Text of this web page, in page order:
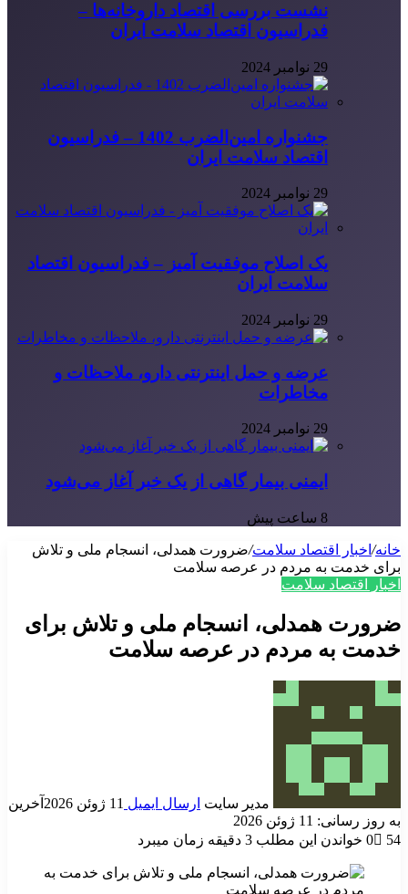
نشست بررسی اقتصاد داروخانه‌ها –
فدراسیون اقتصاد سلامت ایران
29 نوامبر 2024
جشنواره امین‌الضرب 1402 – فدراسیون
اقتصاد سلامت ایران
29 نوامبر 2024
یک اصلاح موفقیت آمیز – فدراسیون اقتصاد
سلامت ایران
29 نوامبر 2024
عرضه و حمل اینترنتی دارو، ملاحظات و
مخاطرات
29 نوامبر 2024
ایمنی بیمار گاهی از یک خبر آغاز می‌شود
8 ساعت پیش
خانه/ اخبار اقتصاد سلامت/ضرورت همدلی، انسجام ملی و تلاش
برای خدمت به مردم در عرصه سلامت
اخبار اقتصاد سلامت
ضرورت همدلی، انسجام ملی و تلاش برای
خدمت به مردم در عرصه سلامت
مدیر سایت ارسال ایمیل 11 ژوئن 2026
آخرین
به روز رسانی: 11 ژوئن 2026
0
54 خواندن این مطلب 3 دقیقه زمان میبرد